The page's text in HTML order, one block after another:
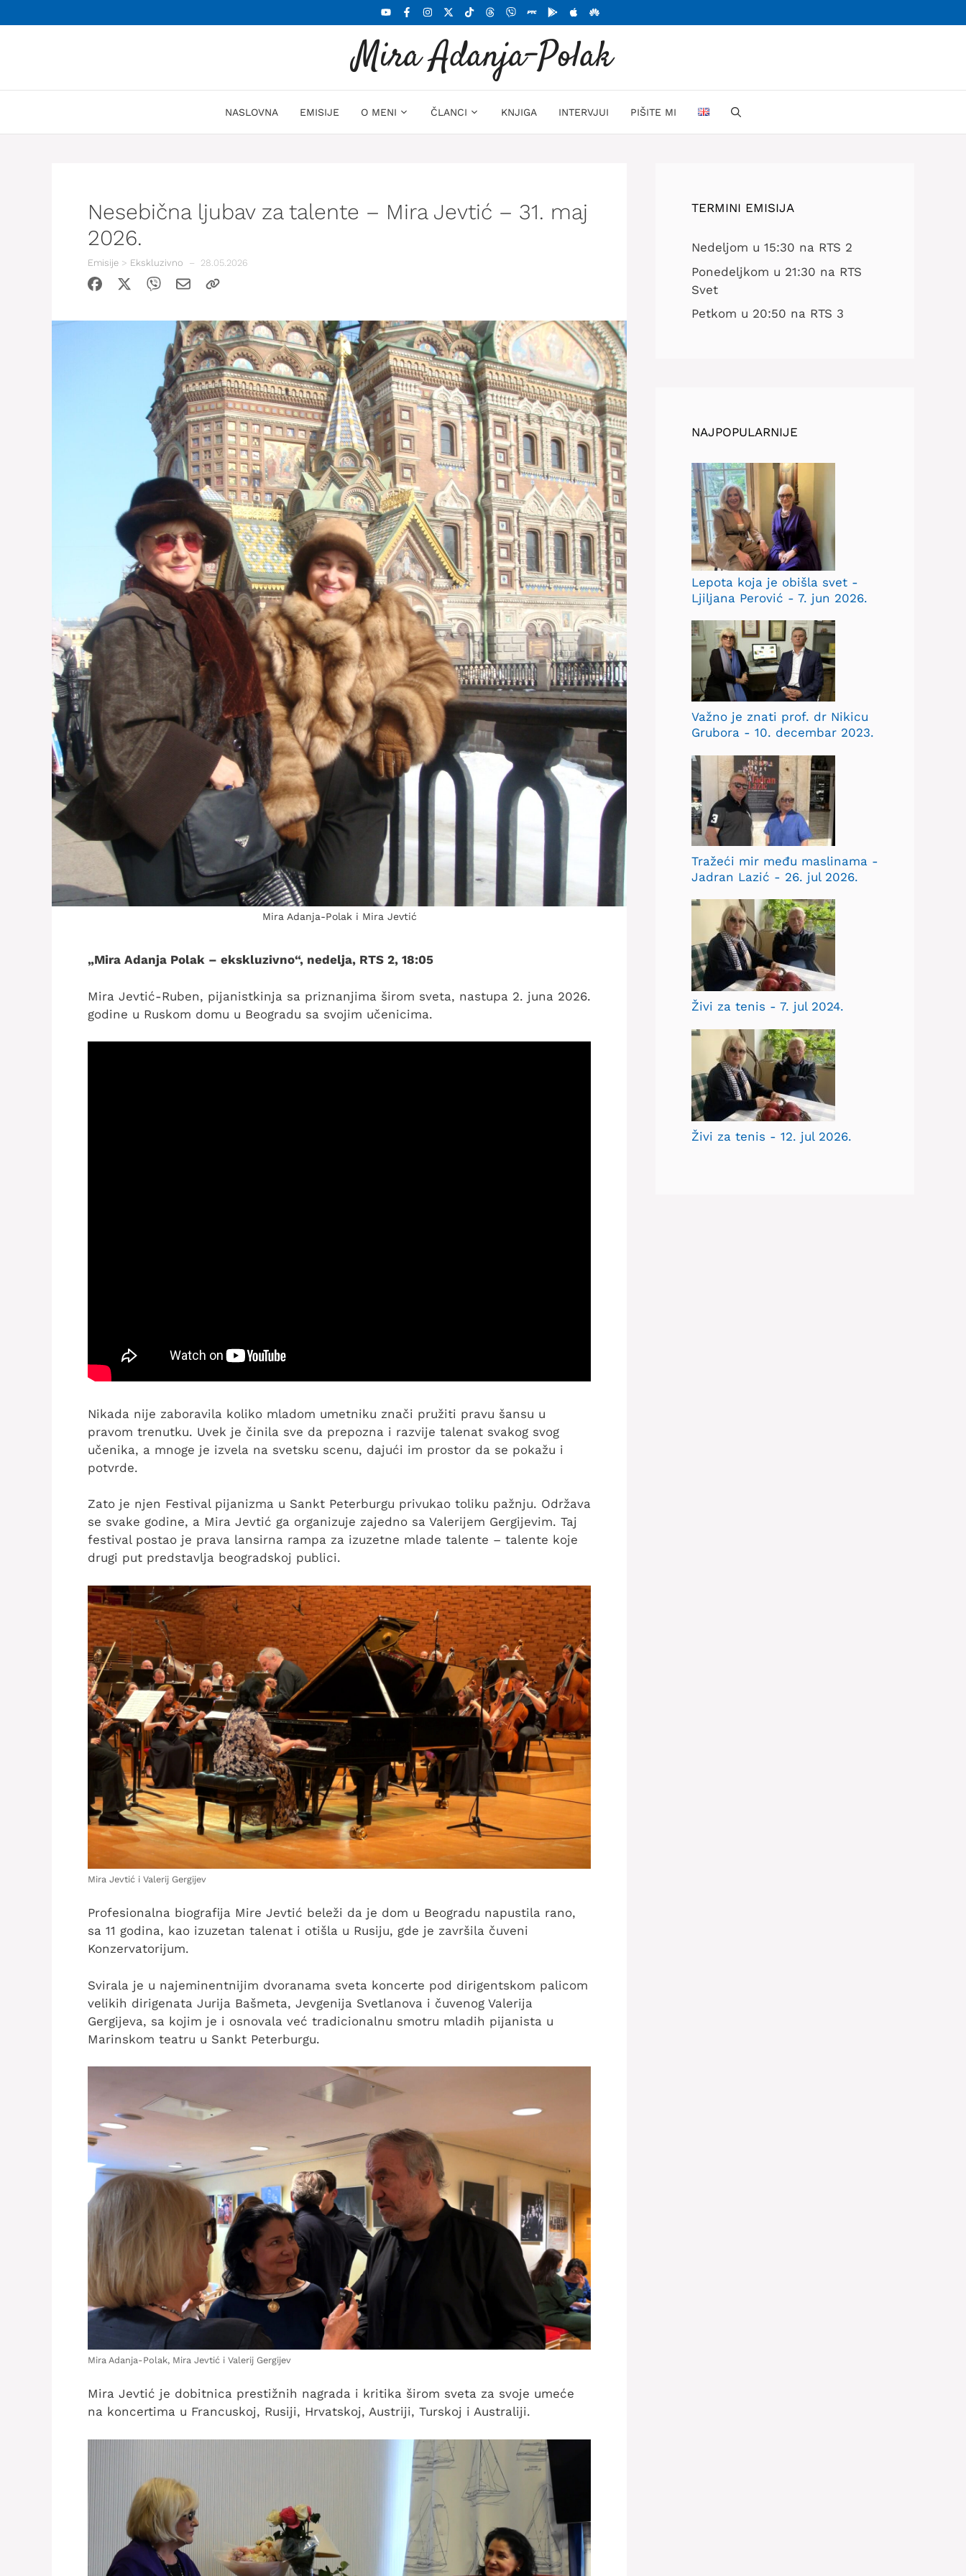
na
Mira Adanja-Polak
NASLOVNA EMISIJE O MENI ČLANCI KNJIGA INTERVJUI PIŠITE MI
Nesebična ljubav za talente – Mira Jevtić – 31. maj
2026.
Emisije > Ekskluzivno – 28.05.2026
Mira Adanja-Polak i Mira Jevtić
„Mira Adanja Polak – ekskluzivno“, nedelja, RTS 2, 18:05
Mira Jevtić-Ruben, pijanistkinja sa priznanjima širom sveta, nastupa 2. juna 2026.
godine u Ruskom domu u Beogradu sa svojim učenicima.
Nikada nije zaboravila koliko mladom umetniku znači pružiti pravu šansu u
pravom trenutku. Uvek je činila sve da prepozna i razvije talenat svakog svog
učenika, a mnoge je izvela na svetsku scenu, dajući im prostor da se pokažu i
potvrde.
Zato je njen Festival pijanizma u Sankt Peterburgu privukao toliku pažnju. Održava
se svake godine, a Mira Jevtić ga organizuje zajedno sa Valerijem Gergijevim. Taj
festival postao je prava lansirna rampa za izuzetne mlade talente – talente koje
drugi put predstavlja beogradskoj publici.
Mira Jevtić i Valerij Gergijev
Profesionalna biografija Mire Jevtić beleži da je dom u Beogradu napustila rano,
sa 11 godina, kao izuzetan talenat i otišla u Rusiju, gde je završila čuveni
Konzervatorijum.
Svirala je u najeminentnijim dvoranama sveta koncerte pod dirigentskom palicom
velikih dirigenata Jurija Bašmeta, Jevgenija Svetlanova i čuvenog Valerija
Gergijeva, sa kojim je i osnovala već tradicionalnu smotru mladih pijanista u
Marinskom teatru u Sankt Peterburgu.
Mira Adanja-Polak, Mira Jevtić i Valerij Gergijev
Mira Jevtić je dobitnica prestižnih nagrada i kritika širom sveta za svoje umeće
na koncertima u Francuskoj, Rusiji, Hrvatskoj, Austriji, Turskoj i Australiji.
TERMINI EMISIJA
Nedeljom u 15:30 na RTS 2
Ponedeljkom u 21:30 na RTS
Svet
Petkom u 20:50 na RTS 3
NAJPOPULARNIJE
Lepota koja je obišla svet -
Ljiljana Perović - 7. jun 2026.
Važno je znati prof. dr Nikicu
Grubora - 10. decembar 2023.
Tražeći mir među maslinama -
Jadran Lazić - 26. jul 2026.
Živi za tenis - 7. jul 2024.
Živi za tenis - 12. jul 2026.